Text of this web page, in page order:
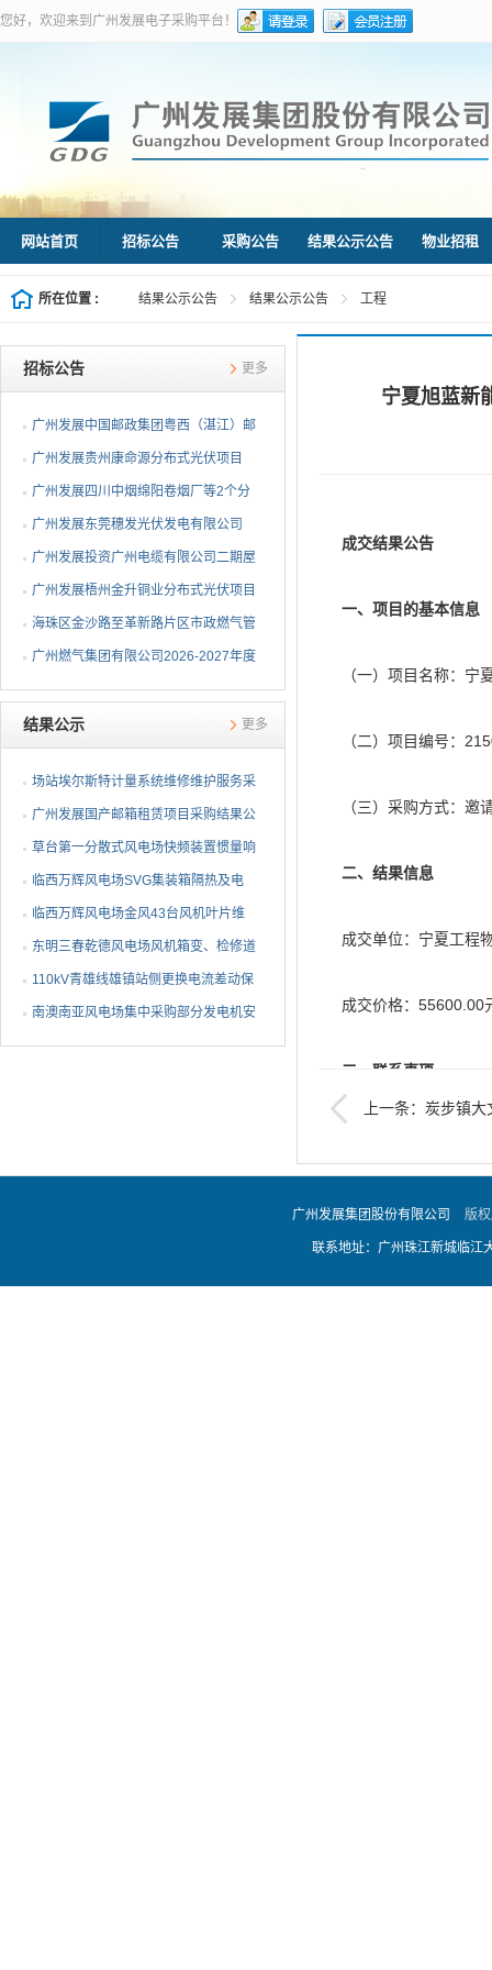
您好，欢迎来到广州发展电子采购平台！
网站首页 招标公告 采购公告 结果公示公告 物业招租
所在位置 : 结果公示公告 结果公示公告 工程
宁夏旭蓝新
成交结果公告
一、项目的基本信息
（一）项目名称：
（二）项目编号：
（三）采购方式：邀
二、结果信息
成交单位：宁夏工程
成交价格：55600.00
三、联系事项
上一条：炭步镇
招标公告 更多
广州发展中国邮政集团粤西（湛江）邮
件处理中心等3个分布...
广州发展贵州康命源分布式光伏项目
EPC总承包（第二次招标...
广州发展四川中烟绵阳卷烟厂等2个分
布式光伏项目EPC总承包...
广州发展东莞穗发光伏发电有限公司
（广州港新沙港务有限公...
广州发展投资广州电缆有限公司二期屋
顶分布式光伏项目EPC...
广州发展梧州金升铜业分布式光伏项目
EPC总承包招标公告
海珠区金沙路至革新路片区市政燃气管
网更新工程招标公告
广州燃气集团有限公司2026-2027年度
燃气用埋地聚乙烯（PE1...
结果公示 更多
场站埃尔斯特计量系统维修维护服务采
购项目成交候选人公示
广州发展国产邮箱租赁项目采购结果公
告
草台第一分散式风电场快频装置惯量响
应改造项目采购结果公告
临西万辉风电场SVG集装箱隔热及电
抗器围栏改造项目采购结...
临西万辉风电场金风43台风机叶片维
修项目采购结果公告
东明三春乾德风电场风机箱变、检修道
路除草及箱变基础排水...
110kV青雄线雄镇站侧更换电流差动保
护装置采购结果公告
南澳南亚风电场集中采购部分发电机安
全隐患整改物料采购结...
广州发展集团股份有限公司 版
联系地址：广州珠江新城临江